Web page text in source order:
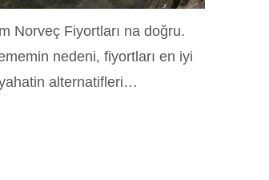
Norveç Fiyortları na doğru.
nedeni, fiyortları en iyi
alternatifleri…